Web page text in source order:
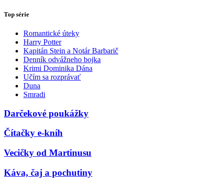
Top série
Romantické úteky
Harry Potter
Kapitán Stein a Notár Barbarič
Denník odvážneho bojka
Krimi Dominika Dána
Učím sa rozprávať
Duna
Smradi
Darčekové poukážky
Čítačky e-kníh
Vecičky od Martinusu
Káva, čaj a pochutiny